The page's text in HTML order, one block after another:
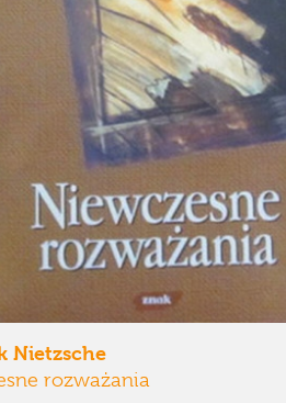
Nietzsche
rozważania